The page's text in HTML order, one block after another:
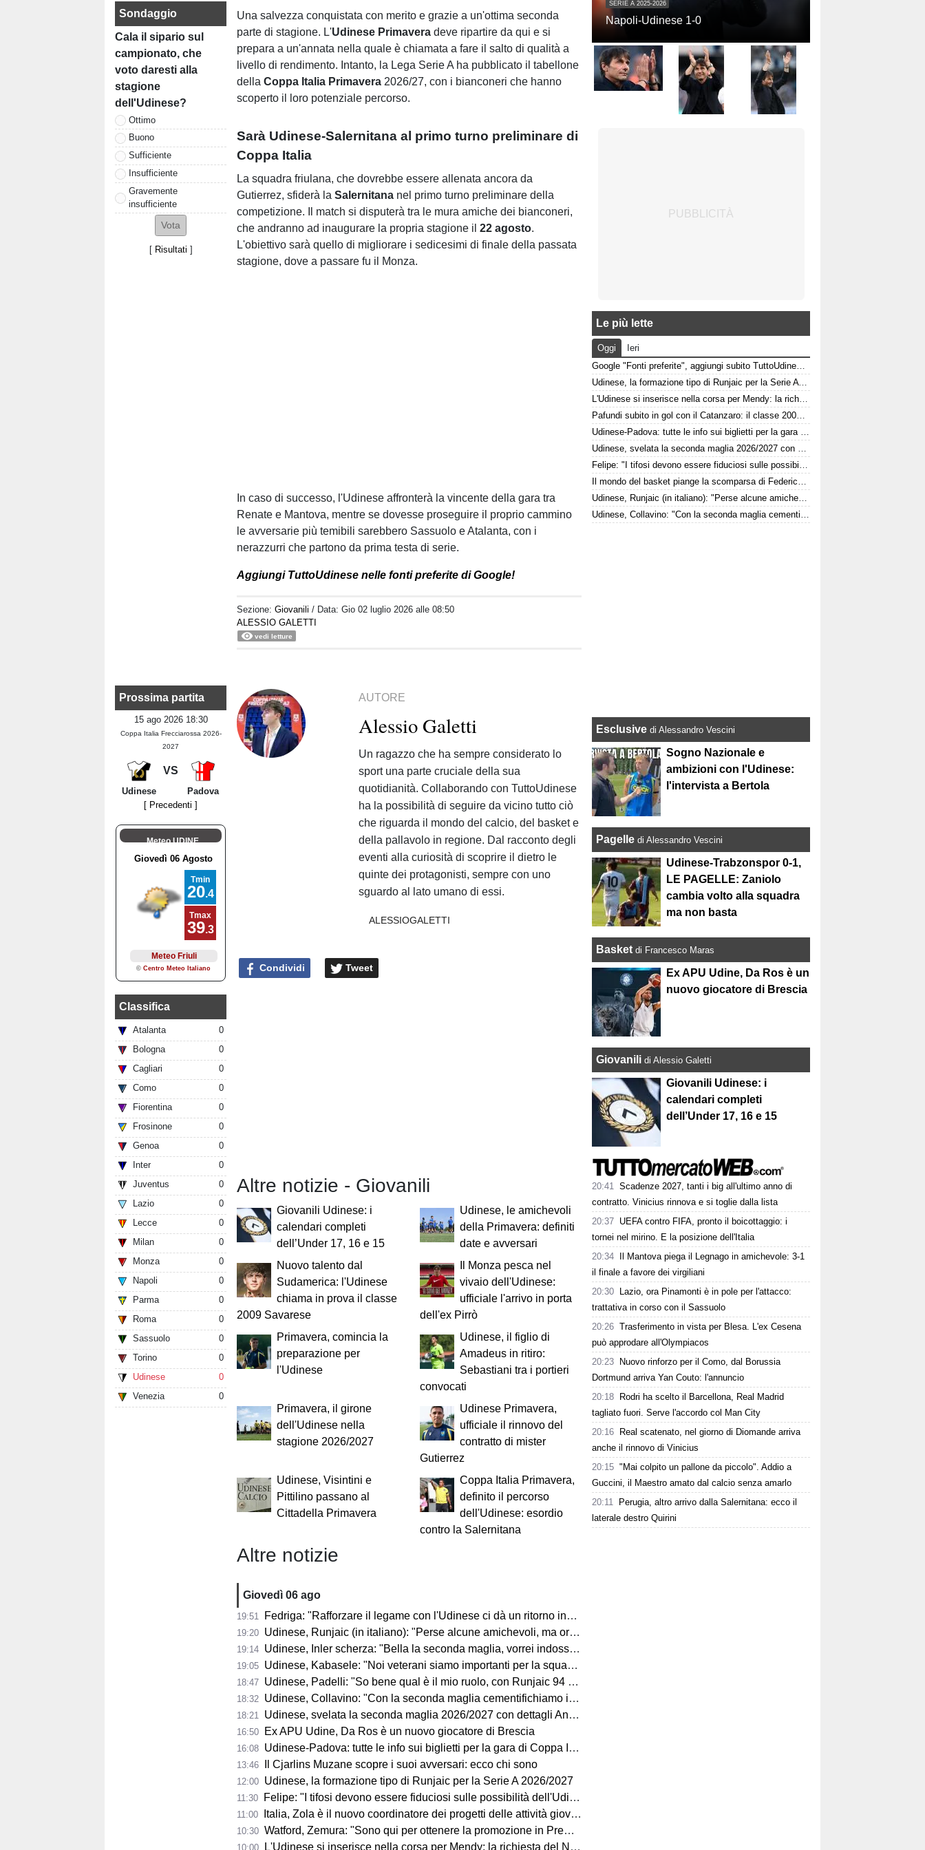
Sondaggio
Cala il sipario sul
campionato, che
voto daresti alla
stagione
dell'Udinese?
Ottimo
Buono
Sufficiente
Insufficiente
Gravemente
insufficiente
[ Risultati ]
Prossima partita
15 ago 2026 18:30
Coppa Italia Frecciarossa 2026-
2027
VS
Udinese
Padova
[ Precedenti ]
Meteo UDINE
Classifica
Atalanta
0
Bologna
0
Cagliari
0
Como
0
Fiorentina
0
Frosinone
0
Genoa
0
Inter
0
Juventus
0
Lazio
0
Lecce
0
Milan
0
Monza
0
Napoli
0
Parma
0
Roma
0
Sassuolo
0
Torino
0
Udinese
0
Venezia
0
Una salvezza conquistata con merito e grazie a un'ottima seconda
parte di stagione. L'Udinese Primavera deve ripartire da qui e si
prepara a un'annata nella quale è chiamata a fare il salto di qualità a
livello di rendimento. Intanto, la Lega Serie A ha pubblicato il tabellone
dellaCoppa Italia Primavera 2026/27, con i bianconeri che hanno
scoperto il loro potenziale percorso.
Sarà Udinese-Salernitana al primo turno preliminare di
Coppa Italia
La squadra friulana, che dovrebbe essere allenata ancora da
Gutierrez, sfiderà laSalernitana nel primo turno preliminare della
competizione. Il match si disputerà tra le mura amiche dei bianconeri,
che andranno ad inaugurare la propria stagione il22 agosto.
L'obiettivo sarà quello di migliorare i sedicesimi di finale della passata
stagione, dove a passare fu il Monza.
In caso di successo, l'Udinese affronterà la vincente della gara tra
Renate e Mantova, mentre se dovesse proseguire il proprio cammino
le avversarie più temibili sarebbero Sassuolo e Atalanta, con i
nerazzurri che partono da prima testa di serie.
Aggiungi TuttoUdinese nelle fonti preferite di Google!
Sezione:Giovanili / Data:Gio 02 luglio 2026 alle 08:50
ALESSIO GALETTI
vedi letture
AUTORE
Alessio Galetti
Un ragazzo che ha sempre considerato lo
sport una parte cruciale della sua
quotidianità. Collaborando con TuttoUdinese
ha la possibilità di seguire da vicino tutto ciò
che riguarda il mondo del calcio, del basket e
della pallavolo in regione. Dal racconto degli
eventi alla curiosità di scoprire il dietro le
quinte dei protagonisti, sempre con uno
sguardo al lato umano di essi.
ALESSIOGALETTI
Condividi Tweet
Altre notizie - Giovanili
Giovanili Udinese: i
calendari completi
dell’Under 17, 16 e 15
Udinese, le amichevoli
della Primavera: definiti
date e avversari
Nuovo talento dal
Sudamerica: l'Udinese
chiama in prova il classe
2009 Savarese
Il Monza pesca nel
vivaio dell'Udinese:
ufficiale l'arrivo in porta
dell'ex Pirrò
Primavera, comincia la
preparazione per
l'Udinese
Udinese, il figlio di
Amadeus in ritiro:
Sebastiani tra i portieri
convocati
Primavera, il girone
dell'Udinese nella
stagione 2026/2027
Udinese Primavera,
ufficiale il rinnovo del
contratto di mister
Gutierrez
Udinese, Visintini e
Pittilino passano al
Cittadella Primavera
Coppa Italia Primavera,
definito il percorso
dell'Udinese: esordio
contro la Salernitana
Altre notizie
Giovedì 06 ago
19:51 Fedriga: "Rafforzare il legame con l'Udinese ci dà un ritorno incredibile"
19:20 Udinese, Runjaic (in italiano): "Perse alcune amichevoli, ma ora arrivano le gare che conta vincere"
19:14 Udinese, Inler scherza: "Bella la seconda maglia, vorrei indossarla"
19:05 Udinese, Kabasele: "Noi veterani siamo importanti per la squadra"
18:47 Udinese, Padelli: "So bene qual è il mio ruolo, con Runjaic 94 punti in due anni"
18:32 Udinese, Collavino: "Con la seconda maglia cementifichiamo il legame con il territorio"
18:21 Udinese, svelata la seconda maglia 2026/2027 con dettagli Anni '90. FOTO
16:50 Ex APU Udine, Da Ros è un nuovo giocatore di Brescia
16:08 Udinese-Padova: tutte le info sui biglietti per la gara di Coppa Italia
13:46 Il Cjarlins Muzane scopre i suoi avversari: ecco chi sono
12:00 Udinese, la formazione tipo di Runjaic per la Serie A 2026/2027
11:30 Felipe: "I tifosi devono essere fiduciosi sulle possibilità dell'Udinese, Runjaic ha la squadra in mano"
11:00 Italia, Zola è il nuovo coordinatore dei progetti delle attività giovanili
10:30 Watford, Zemura: "Sono qui per ottenere la promozione in Premier League"
10:00 L'Udinese si inserisce nella corsa per Mendy: la richiesta del Nizza per il difensore
SERIE A 2025-2026
Napoli-Udinese 1-0
Le più lette
Oggi
Ieri
Google "Fonti preferite", aggiungi subito TuttoUdinese e personalizza le tue notizie
Udinese, la formazione tipo di Runjaic per la Serie A 2026/2027
L'Udinese si inserisce nella corsa per Mendy: la richiesta del Nizza per il difensore
Pafundi subito in gol con il Catanzaro: il classe 2006 segna nell'amichevole contro il Giugliano
Udinese-Padova: tutte le info sui biglietti per la gara di Coppa Italia
Udinese, svelata la seconda maglia 2026/2027 con dettagli Anni '90. FOTO
Felipe: "I tifosi devono essere fiduciosi sulle possibilità dell'Udinese, Runjaic ha la squadra in mano"
Il mondo del basket piange la scomparsa di Federico Franceschin: il cordoglio della Pallacanestro Trieste
Udinese, Runjaic (in italiano): "Perse alcune amichevoli, ma ora arrivano le gare che conta vincere"
Udinese, Collavino: "Con la seconda maglia cementifichiamo il legame con il territorio"
Esclusive di Alessandro Vescini
Sogno Nazionale e
ambizioni con l'Udinese:
l'intervista a Bertola
Pagelle di Alessandro Vescini
Udinese-Trabzonspor 0-1,
LE PAGELLE: Zaniolo
cambia volto alla squadra
ma non basta
Basket di Francesco Maras
Ex APU Udine, Da Ros è un
nuovo giocatore di Brescia
Giovanili di Alessio Galetti
Giovanili Udinese: i
calendari completi
dell’Under 17, 16 e 15
20:41 Scadenze 2027, tanti i big all'ultimo anno di
contratto. Vinicius rinnova e si toglie dalla lista
20:37 UEFA contro FIFA, pronto il boicottaggio: i
tornei nel mirino. E la posizione dell'Italia
20:34
Il Mantova piega il Legnago in amichevole: 3-1
il finale a favore dei virgiliani
20:30
Lazio, ora Pinamonti è in pole per l'attacco:
trattativa in corso con il Sassuolo
20:26 Trasferimento in vista per Blesa. L'ex Cesena
può approdare all'Olympiacos
20:23
Nuovo rinforzo per il Como, dal Borussia
Dortmund arriva Yan Couto: l'annuncio
20:18
Rodri ha scelto il Barcellona, Real Madrid
tagliato fuori. Serve l'accordo col Man City
20:16
Real scatenato, nel giorno di Diomande arriva
anche il rinnovo di Vinicius
20:15 "Mai colpito un pallone da piccolo". Addio a
Guccini, il Maestro amato dal calcio senza amarlo
20:11
Perugia, altro arrivo dalla Salernitana: ecco il
laterale destro Quirini